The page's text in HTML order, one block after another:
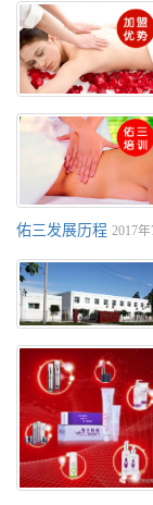
佑三发展历程 2017